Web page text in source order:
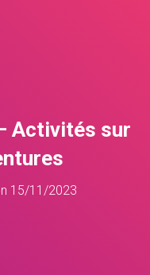
Activités sur
15/11/2023